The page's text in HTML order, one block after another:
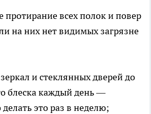
протирание всех полок и повер
на них нет видимых загрязне
и стеклянных дверей до
блеска каждый день —
делать это раз в неделю;